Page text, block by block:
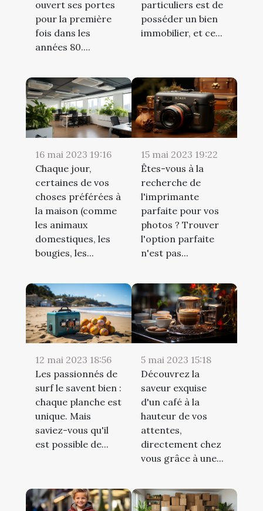
ouvert ses portes
pour la première
fois dans les
années 80....
particuliers est de
posséder un bien
immobilier, et ce...
16 mai 2023 19:16
Chaque jour,
certaines de vos
choses préférées à
la maison (comme
les animaux
domestiques, les
bougies, les...
15 mai 2023 19:22
Êtes-vous à la
recherche de
l'imprimante
parfaite pour vos
photos ? Trouver
l'option parfaite
n'est pas...
12 mai 2023 18:56
Les passionnés de
surf le savent bien :
chaque planche est
unique. Mais
saviez-vous qu'il
est possible de...
5 mai 2023 15:18
Découvrez la
saveur exquise
d'un café à la
hauteur de vos
attentes,
directement chez
vous grâce à une...